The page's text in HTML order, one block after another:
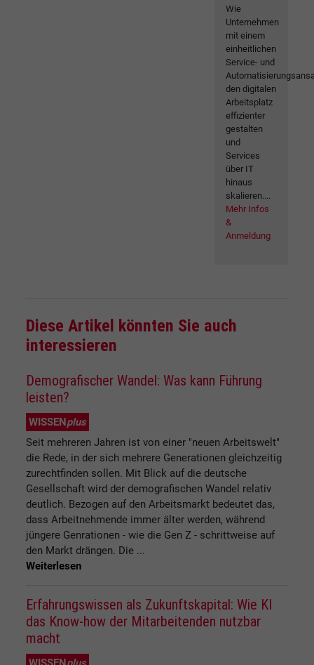
Wie
Unternehmen
mit einem
einheitlichen
Service- und
den digitalen
Arbeitsplatz
effizienter
gestalten
und
Services
über IT
hinaus
skalieren....
Mehr Infos
&
Anmeldung
Diese Artikel könnten Sie auch
interessieren
Demografischer Wandel: Was kann Führung
leisten?
WISSENplus
Seit mehreren Jahren ist von einer "neuen Arbeitswelt"
die Rede, in der sich mehrere Generationen gleichzeitig
zurechtfinden sollen. Mit Blick auf die deutsche
Gesellschaft wird der demografischen Wandel relativ
deutlich. Bezogen auf den Arbeitsmarkt bedeutet das,
dass Arbeitnehmende immer älter werden, während
jüngere Genrationen - wie die Gen Z - schrittweise auf
den Markt drängen. Die ...
Weiterlesen
Erfahrungswissen als Zukunftskapital: Wie KI
das Know-how der Mitarbeitenden nutzbar
macht